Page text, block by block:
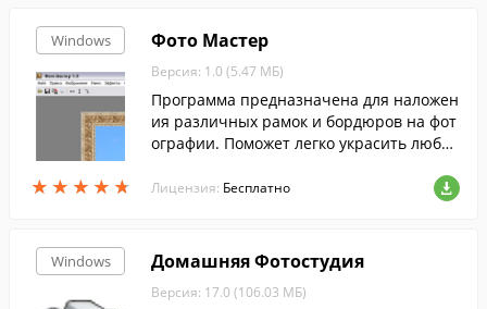
Windows
★ ★ ★ ★ ★
★ ★ ★ ★ ★
Фото Мастер
Версия: 1.0 (5.47 МБ)
Программа предназначена для наложен
ия различных рамок и бордюров на фот
ографии. Поможет легко украсить любое
Лицензия: Бесплатно
Windows Домашняя Фотостудия
Версия: 17.0 (106.03 МБ)